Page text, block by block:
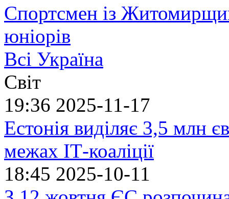
Спортсмен із
юніорів
Всі Україна
Світ
19:36 2025-11-17
Естонія виділяє 3,5 млн
межах ІТ-коаліції
18:45 2025-10-11